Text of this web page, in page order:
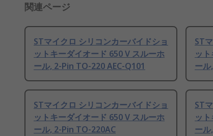
関連ページ
STマイクロ シリコンカーバイドショ
ットキーダイオード 650 V スルーホ
ール, 2-Pin TO-220 AEC-Q101
ST
ッ
ー
STマイクロ シリコンカーバイドショ
ットキーダイオード 650 V スルーホ
ール, 2-Pin TO-220AC
ST
ッ
ール